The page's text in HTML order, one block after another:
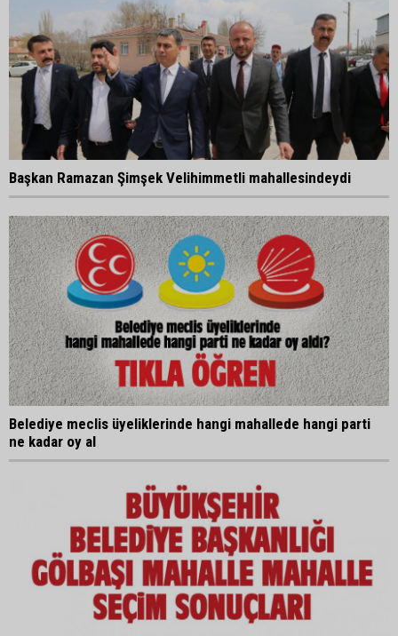
Başkan Ramazan Şimşek Velihimmetli mahallesindeydi
Belediye meclis üyeliklerinde hangi mahallede hangi parti
ne kadar oy al